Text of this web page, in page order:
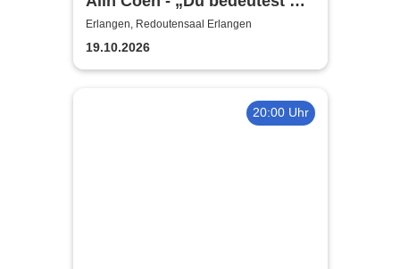
die Welt“-Tour
Erlangen, Redoutensaal Erlangen
19.10.2026
20:00 Uhr